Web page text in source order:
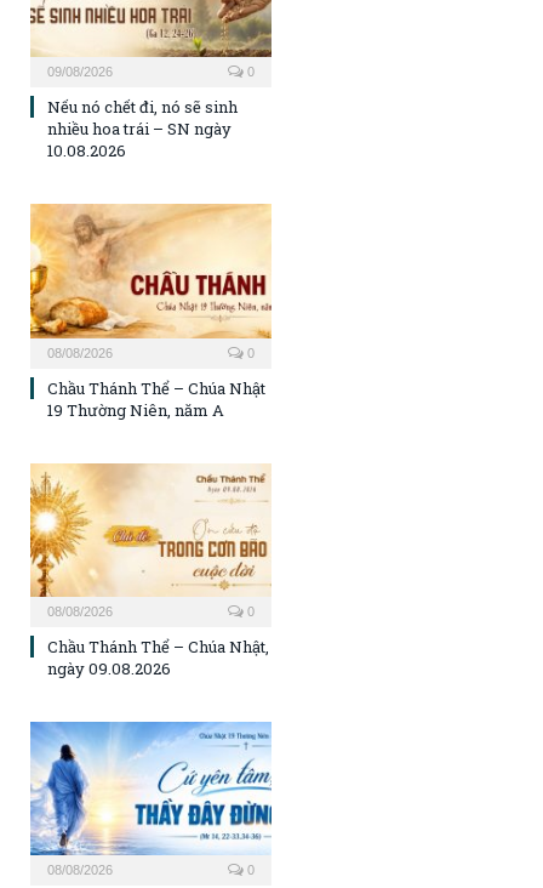
09/08/2026 0
Nếu nó chết đi, nó sẽ sinh
nhiều hoa trái – SN ngày
10.08.2026
08/08/2026 0
Chầu Thánh Thể – Chúa Nhật
19 Thường Niên, năm A
08/08/2026 0
Chầu Thánh Thể – Chúa Nhật,
ngày 09.08.2026
08/08/2026 0